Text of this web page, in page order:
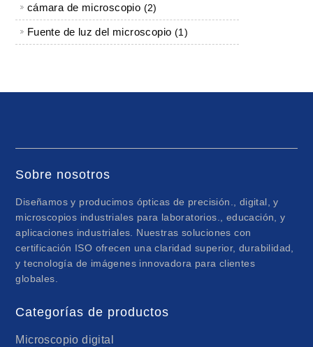
cámara de microscopio 22 productos
Fuente de luz del microscopio 1 1 producto
Sobre nosotros
Diseñamos y producimos ópticas de precisión., digital, y
microscopios industriales para laboratorios., educación, y
aplicaciones industriales. Nuestras soluciones con
certificación ISO ofrecen una claridad superior, durabilidad,
y tecnología de imágenes innovadora para clientes
globales.
Categorías de productos
Microscopio digital